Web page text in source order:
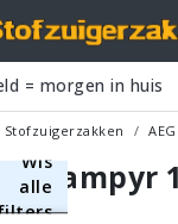
= morgen in huis
Stofzuigerzakken AEG
Vampyr
Wis
alle